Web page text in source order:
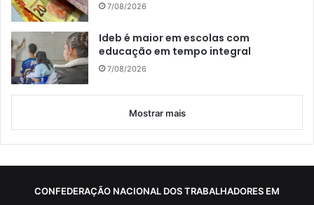
7/08/2026
Ideb é maior em escolas com
educação em tempo integral
7/08/2026
Mostrar mais
CONFEDERAÇÃO NACIONAL DOS TRABALHADORES EM